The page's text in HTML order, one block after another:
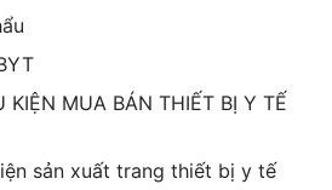
KIỆN MUA BÁN THIẾT BỊ Y TẾ
sản xuất trang thiết bị y tế